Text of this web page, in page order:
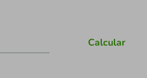
Calcular